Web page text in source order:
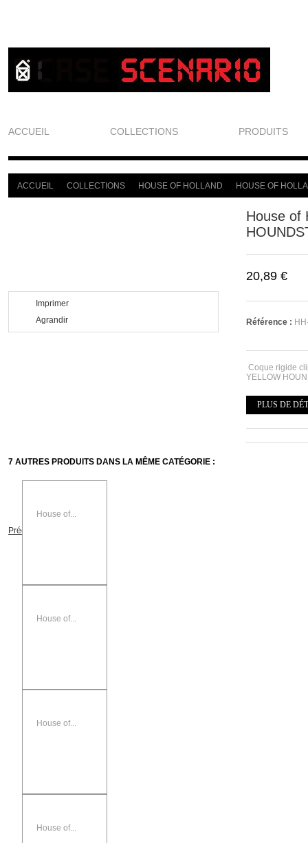
ACCUEIL COLLECTIONS PRODUITS
ACCUEIL COLLECTIONS HOUSE OF HOLLAND HOUSE OF
Imprimer
Agrandir
House of
20,89 €
Référence :
Coque rigide
YELLOW
PLUS DE
7 AUTRES PRODUITS DANS LA MÊME CATÉGORIE :
Précédent
House of...
House of...
House of...
House of...